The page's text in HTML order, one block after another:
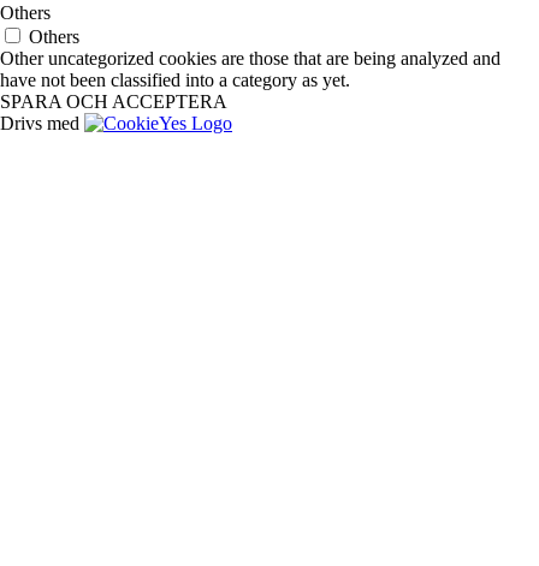
Others
Others
Other uncategorized cookies are those that are being analyzed and
have not been classified into a category as yet.
SPARA OCH ACCEPTERA
Drivs med